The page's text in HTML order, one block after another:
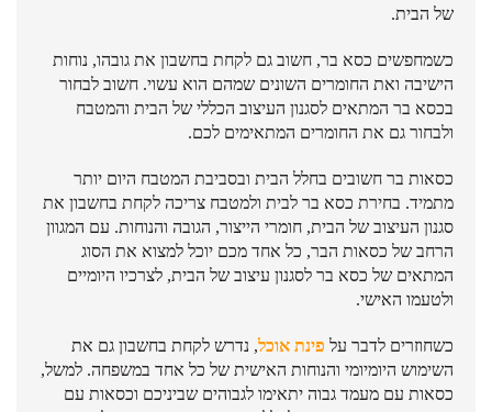
של הבית.
כשמחפשים כסא בר, חשוב גם לקחת בחשבון את גובהו, נוחות
הישיבה ואת החומרים השונים שמהם הוא עשוי. חשוב לבחור
בכסא בר המתאים לסגנון העיצוב הכללי של הבית והמטבח
ולבחור גם את החומרים המתאימים לכם.
כסאות בר חשובים בחלל הבית ובסביבת המטבח היום יותר
מתמיד. בחירת כסא בר לבית ולמטבח צריכה לקחת בחשבון את
סגנון העיצוב של הבית, חומרי הייצור, הגובה והנוחות. עם המגוון
הרחב של כסאות הבר, כל אחד מכם יוכל למצוא את הסוג
המתאים של כסא בר לסגנון עיצוב של הבית, לצרכיו היומיים
ולטעמו האישי.
כשחוזרים לדבר על פינת אוכל, נדרש לקחת בחשבון גם את
השימוש היומיומי והנוחות האישית של כל אחד במשפחה. למשל,
כסאות עם מעמד גבוה יתאימו לגבוהים שביניכם וכסאות עם